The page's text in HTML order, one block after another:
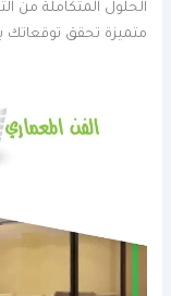
الحلول المتكاملة من
متميزة تحقق توقعاتك